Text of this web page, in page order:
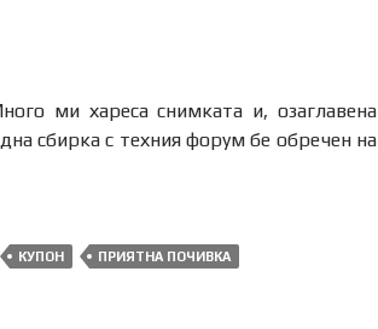
ми хареса снимката и, озаглавена
сбирка с техния форум бе обречен на
КУПОН
ПРИЯТНА ПОЧИВКА